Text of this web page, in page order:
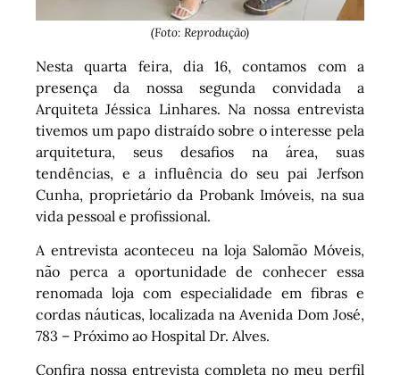
(Foto: Reprodução)
Nesta quarta feira, dia 16, contamos com a
presença da nossa segunda convidada a
Arquiteta Jéssica Linhares. Na nossa entrevista
tivemos um papo distraído sobre o interesse pela
arquitetura, seus desafios na área, suas
tendências, e a influência do seu pai Jerfson
Cunha, proprietário da Probank Imóveis, na sua
vida pessoal e profissional.
A entrevista aconteceu na loja Salomão Móveis,
não perca a oportunidade de conhecer essa
renomada loja com especialidade em fibras e
cordas náuticas, localizada na Avenida Dom José,
783 – Próximo ao Hospital Dr. Alves.
Confira nossa entrevista completa no meu perfil